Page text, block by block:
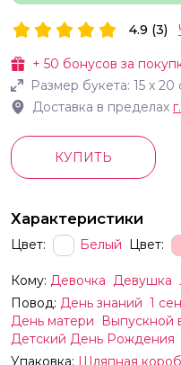
+ 50 бонусов за
Размер букета: 15 х 20
Доставка в пределах г.
4.9 (3)
КУПИТЬ
Характеристики
Цвет: Белый Цвет:
Кому: Девочка Девушка
Повод: День знаний 1
День матери
Выпускной
Детский День Рождения
Упаковка: Шляпная